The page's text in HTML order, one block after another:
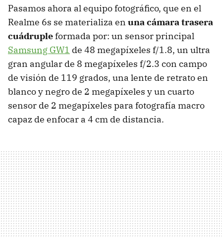
Pasamos ahora al equipo fotográfico, que en el
Realme 6s se materializa en una cámara trasera
cuádrupleformada por: un sensor principal
Samsung GW1 de 48 megapíxeles f/1.8, un ultra
gran angular de 8 megapíxeles f/2.3 con campo
de visión de 119 grados, una lente de retrato en
blanco y negro de 2 megapíxeles y un cuarto
sensor de 2 megapíxeles para fotografía macro
capaz de enfocar a 4 cm de distancia.